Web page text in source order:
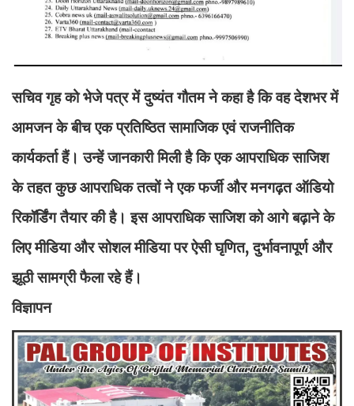
सचिव गृह को भेजे पत्र में दुष्यंत गौतम ने कहा है कि वह देशभर में
आमजन के बीच एक प्रतिष्ठित सामाजिक एवं राजनीतिक
कार्यकर्ता हैं। उन्हें जानकारी मिली है कि एक आपराधिक साजिश
के तहत कुछ आपराधिक तत्वों ने एक फर्जी और मनगढ़त ऑडियो
रिकॉर्डिंग तैयार की है। इस आपराधिक साजिश को आगे बढ़ाने के
लिए मीडिया और सोशल मीडिया पर ऐसी घृणित, दुर्भावनापूर्ण और
झूठी सामग्री फैला रहे हैं।
विज्ञापन